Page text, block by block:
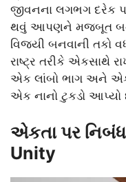
જીવનના લગભગ દરેક
થવું આપણને મજબૂત
વિજયી બનવાની તકો
રાષ્ટ્ર તરીકે એકસાથે
એક લાંબો ભાગ અને
એક નાનો ટુકડો આપ્યો
એકતા પર
Unity